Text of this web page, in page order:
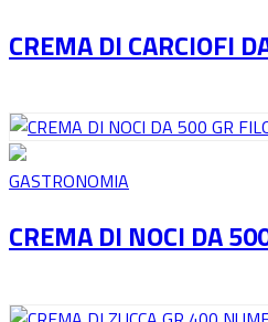
CREMA DI CARCIOFI
GASTRONOMIA
CREMA DI NOCI DA